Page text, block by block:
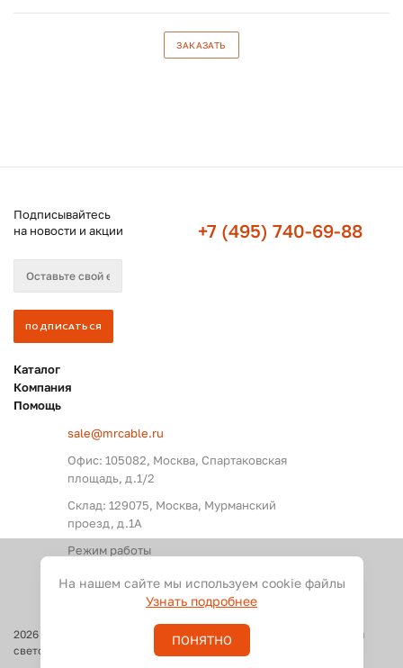
ЗАКАЗАТЬ
Подписывайтесь
на новости и акции
+7 (495) 740-69-88
Каталог
Компания
Помощь
sale@mrcable.ru
Офис: 105082, Москва, Спартаковская
площадь, д.1/2
Склад: 129075, Москва, Мурманский
проезд, д.1А
Режим работы
2026
Оптовые поставки кабелей и разъемов для аудио, видео и
светового оборудования
На нашем сайте мы используем cookie файлы
Узнать подробнее
ПОНЯТНО